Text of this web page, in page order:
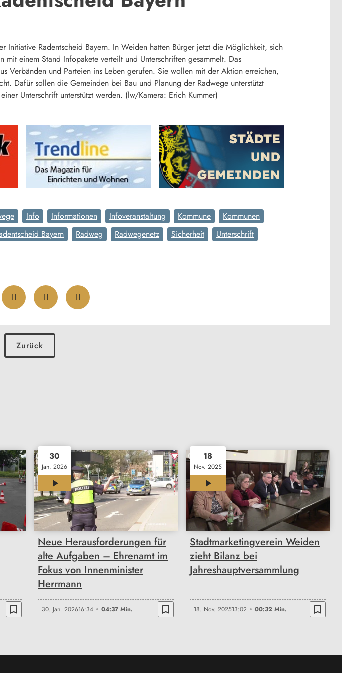
Initiative Radentscheid Bayern. In Weiden hatten Bürger jetzt die Möglichkeit, sich
einem Stand Infopakete verteilt und Unterschriften gesammelt. Das
Verbänden und Parteien ins Leben gerufen. Sie wollen mit der Aktion erreichen,
Dafür sollen die Gemeinden bei Bau und Planung der Radwege unterstützt
Unterschrift unterstützt werden. (lw/Kamera: Erich Kummer)
Info Informationen Infoveranstaltung Kommune
Kommunen
Bayern Radweg Radwegenetz Sicherheit
Unterschrift
Zurück
bookmark_border
30
Jan. 2026
04:37
Neue Herausforderungen für
alte Aufgaben – Ehrenamt im
Fokus von Innenminister
Herrmann
30. Jan. 202616:34 04:37 Min. bookmark_border
18
Nov. 2025
00:32
Stadtmarketingverein Weiden
zieht Bilanz bei
Jahreshauptversammlung
18. Nov. 202513:02 00:32 Min. bookmark_border